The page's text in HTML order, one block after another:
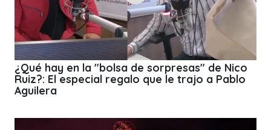
¿Qué hay en la "bolsa de sorpresas" de Nico
Ruiz?: El especial regalo que le trajo a Pablo
Aguilera